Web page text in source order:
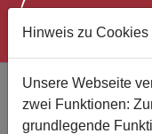
Eine
2024
Hinweis zu Cookies
Unsere Webseite
zwei Funktionen:
grundlegende